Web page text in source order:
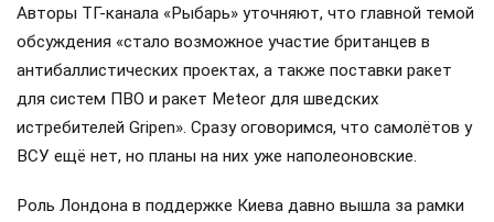
Авторы ТГ-канала «Рыбарь» уточняют, что главной темой
обсуждения «стало возможное участие британцев в
антибаллистических проектах, а также поставки ракет
для систем ПВО и ракет Meteor для шведских
истребителей Gripen». Сразу оговоримся, что самолётов у
ВСУ ещё нет, но планы на них уже наполеоновские.
Роль Лондона в поддержке Киева давно вышла за рамки